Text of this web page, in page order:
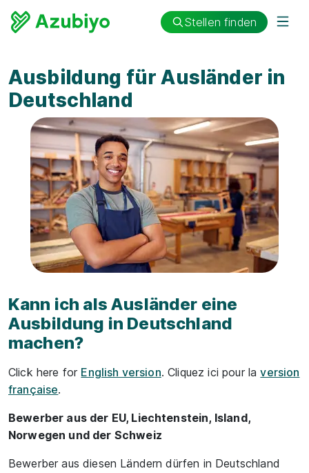
Stellen finden
Ausbildung für Ausländer in
Deutschland
Kann ich als Ausländer eine
Ausbildung in Deutschland
machen?
Click here for English version. Cliquez ici pour laversion
française.
Bewerber aus der EU, Liechtenstein, Island,
Norwegen und der Schweiz
Bewerber aus diesen Ländern dürfen in Deutschland